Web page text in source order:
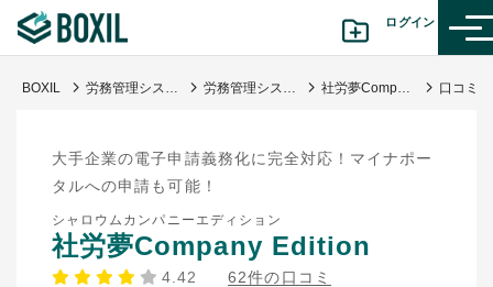
ログイン
診断から探す(β版)
記事から探す
BOXIL 労務管理システム比較おすすめ23選｜独自調査で導く選び方・人気サービス 労務管理システム 社労夢Company Edition
大手企業の電子申請義務化に完全対応！マイナポー
タルへの申請も可能！
シャロウムカンパニーエディション
社労夢Company Edition
4.42 62件の口コミ